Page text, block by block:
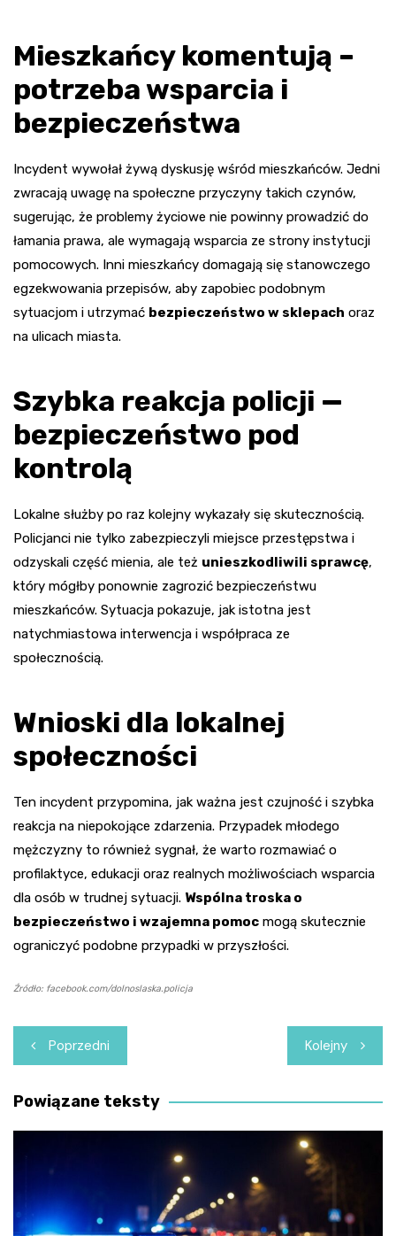
Mieszkańcy komentują –
potrzeba wsparcia i
bezpieczeństwa
Incydent wywołał żywą dyskusję wśród mieszkańców. Jedni
zwracają uwagę na społeczne przyczyny takich czynów,
sugerując, że problemy życiowe nie powinny prowadzić do
łamania prawa, ale wymagają wsparcia ze strony instytucji
pomocowych. Inni mieszkańcy domagają się stanowczego
egzekwowania przepisów, aby zapobiec podobnym
sytuacjom i utrzymać bezpieczeństwo w sklepach oraz
na ulicach miasta.
Szybka reakcja policji —
bezpieczeństwo pod
kontrolą
Lokalne służby po raz kolejny wykazały się skutecznością.
Policjanci nie tylko zabezpieczyli miejsce przestępstwa i
odzyskali część mienia, ale też unieszkodliwili sprawcę,
który mógłby ponownie zagrozić bezpieczeństwu
mieszkańców. Sytuacja pokazuje, jak istotna jest
natychmiastowa interwencja i współpraca ze
społecznością.
Wnioski dla lokalnej
społeczności
Ten incydent przypomina, jak ważna jest czujność i szybka
reakcja na niepokojące zdarzenia. Przypadek młodego
mężczyzny to również sygnał, że warto rozmawiać o
profilaktyce, edukacji oraz realnych możliwościach wsparcia
dla osób w trudnej sytuacji. Wspólna troska o
bezpieczeństwo i wzajemna pomoc mogą skutecznie
ograniczyć podobne przypadki w przyszłości.
Źródło: facebook.com/dolnoslaska.policja
Nawigacja
wpisu
Poprzedni Kolejny
Powiązane teksty